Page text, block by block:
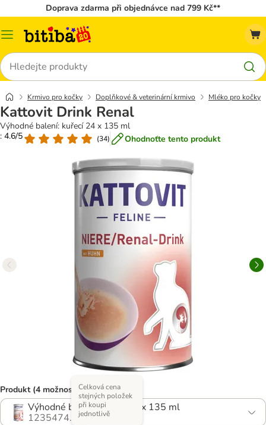
Doprava zdarma při objednávce nad 799 Kč**
Kategorie
Hledat
Krmivo pro kočky Doplňkové & veterinární krmivo Mléko pro kočky
Kattovit Drink Renal
Výhodné balení: kuřecí 24 x 135 ml
: 4.6/5
(34) Ohodnoťte tento produkt
Produkt (4 možností)
Výhodné balení: kuřecí 24 x 135 ml
1235474.2
Celková cena
stejných položek
při koupi
jednotlivě